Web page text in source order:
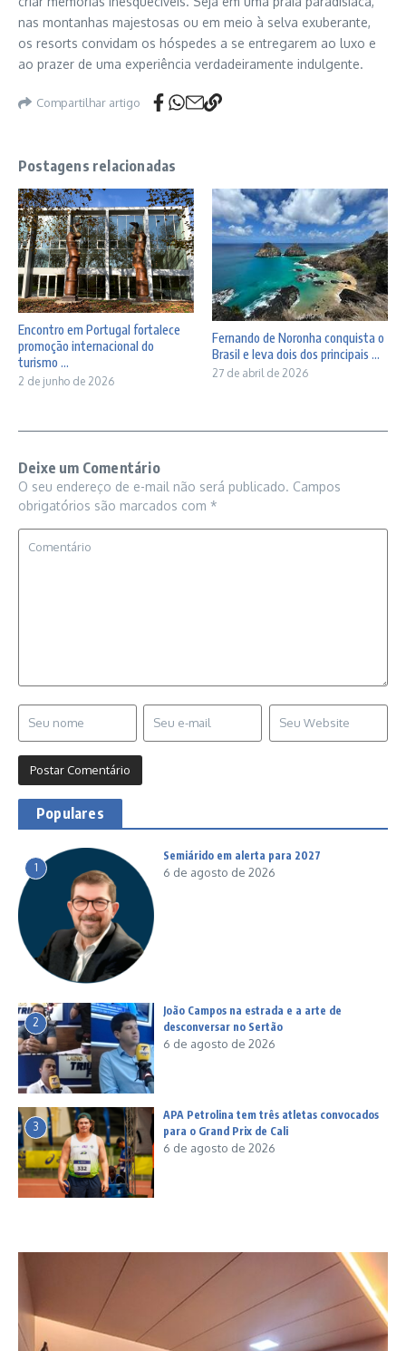
nas montanhas majestosas ou em meio à selva exuberante,
os resorts convidam os hóspedes a se entregarem ao luxo e
ao prazer de uma experiência verdadeiramente indulgente.
Compartilhar artigo
Postagens relacionadas
Encontro em Portugal fortalece
promoção internacional do
turismo ...
2 de junho de 2026
Fernando de Noronha conquista o
Brasil e leva dois dos principais ...
27 de abril de 2026
Deixe um Comentário
O seu endereço de e-mail não será publicado. Campos
obrigatórios são marcados com *
Populares
1
Semiárido em alerta para 2027
6 de agosto de 2026
2
João Campos na estrada e a arte de
desconversar no Sertão
6 de agosto de 2026
3
APA Petrolina tem três atletas convocados
para o Grand Prix de Cali
6 de agosto de 2026